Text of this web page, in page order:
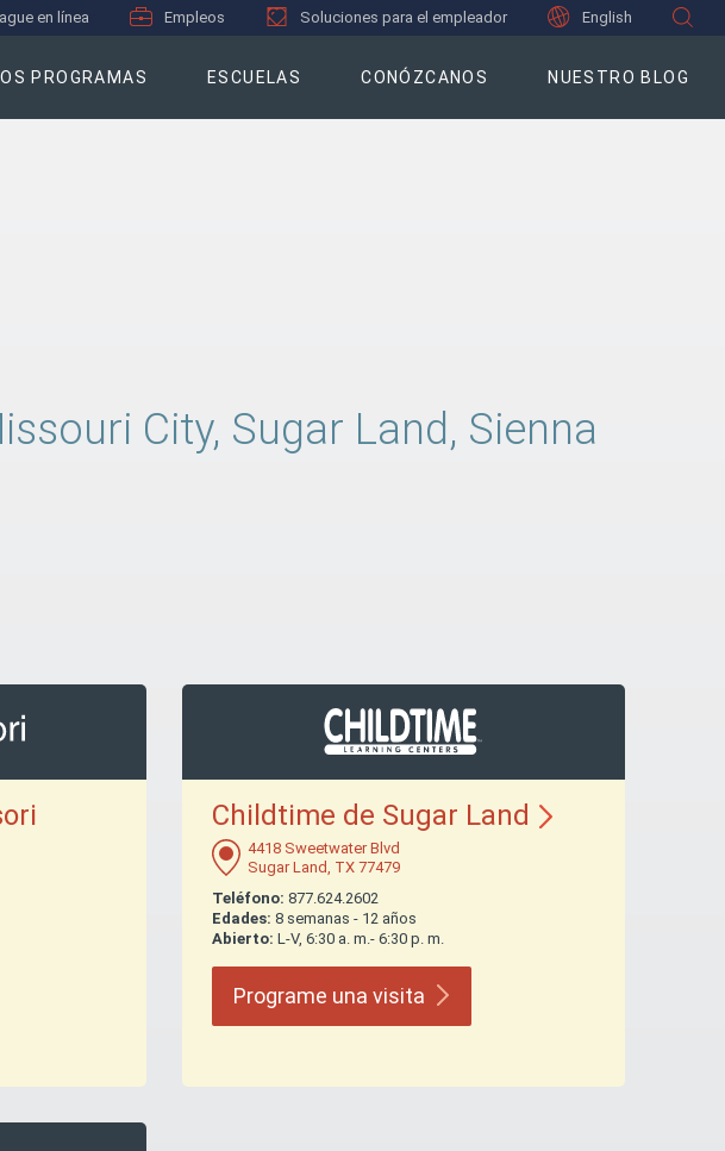
en línea Empleos Soluciones para el empleador English
PROGRAMAS ESCUELAS CONÓZCANOS NUESTRO BLOG
City, Sugar Land, Sienna
Childtime de Sugar Land
4418 Sweetwater Blvd
Sugar Land, TX 77479
Teléfono: 877.624.2602
Edades: 8 semanas - 12 años
Abierto: L-V, 6:30 a. m.- 6:30 p. m.
Programe una visita